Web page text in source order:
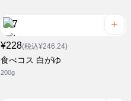
¥228(税込¥246.24)
食べコス 白がゆ
200g